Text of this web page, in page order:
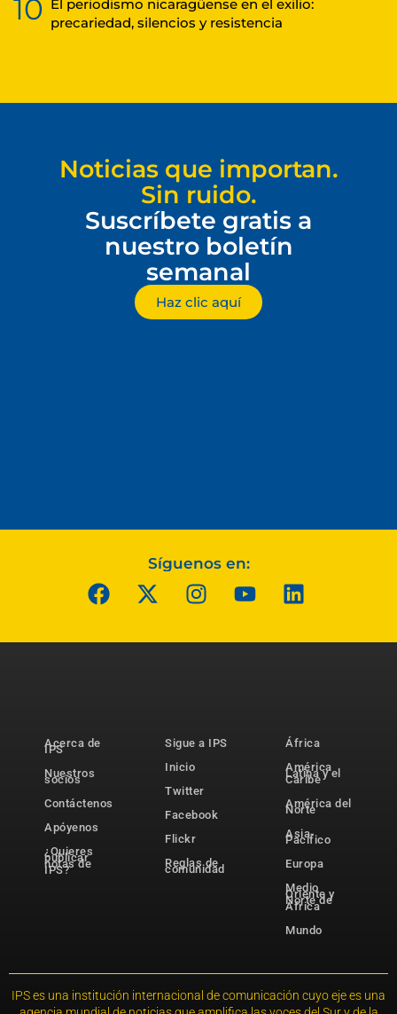
10 El periodismo nicaragüense en el exilio:
precariedad, silencios y resistencia
Noticias que importan.
Sin ruido.
Suscríbete gratis a
nuestro boletín
semanal
Haz clic aquí
Síguenos en:
Acerca de
IPS
Nuestros
socios
Contáctenos
Apóyenos
¿Quieres
publicar
notas de
IPS?
Sigue a IPS
Inicio
Twitter
Facebook
Flickr
Reglas de
comunidad
África
América
Latina y el
Caribe
América del
Norte
Asia-
Pacífico
Europa
Medio
Oriente y
Norte de
África
Mundo
IPS es una institución internacional de comunicación cuyo eje es una